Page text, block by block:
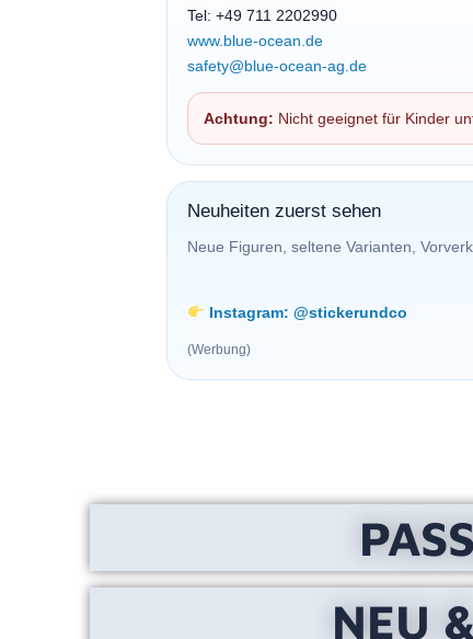
Tel: +49 711 2202990
www.blue-ocean.de
safety@blue-ocean-ag.de
Achtung: Nicht geeignet für Kinder
Neuheiten zuerst sehen
Neue Figuren, seltene Varianten,
Instagram: @stickerundco
(Werbung)
NEU